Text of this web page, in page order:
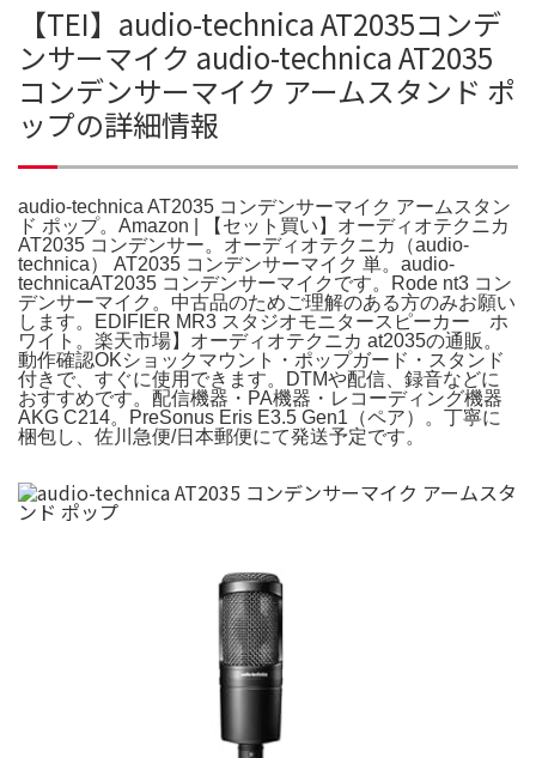
【TEI】audio-technica AT2035コンデ
ンサーマイク audio-technica AT2035
コンデンサーマイク アームスタンド ポ
ップの詳細情報
audio-technica AT2035 コンデンサーマイク アームスタン
ド ポップ。Amazon | 【セット買い】オーディオテクニカ
AT2035 コンデンサー。オーディオテクニカ（audio-
technica） AT2035 コンデンサーマイク 単。audio-
technicaAT2035 コンデンサーマイクです。Rode nt3 コン
デンサーマイク。中古品のためご理解のある方のみお願い
します。EDIFIER MR3 スタジオモニタースピーカー ホ
ワイト。楽天市場】オーディオテクニカ at2035の通販。
動作確認OKショックマウント・ポップガード・スタンド
付きで、すぐに使用できます。DTMや配信、録音などに
おすすめです。配信機器・PA機器・レコーディング機器
AKG C214。PreSonus Eris E3.5 Gen1（ペア）。丁寧に
梱包し、佐川急便/日本郵便にて発送予定です。